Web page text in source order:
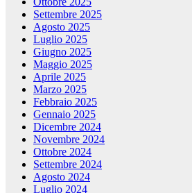
Settembre 2025
Agosto 2025
Luglio 2025
Giugno 2025
Maggio 2025
Aprile 2025
Marzo 2025
Febbraio 2025
Gennaio 2025
Dicembre 2024
Novembre 2024
Ottobre 2024
Settembre 2024
Agosto 2024
Luglio 2024